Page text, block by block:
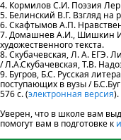
4. Кормилов С.И. Поэзия
5. Белинский В.Г. Взгляд на
6. Скафтымов А.П.
7. Домашнев А.И., Шишкин
художественного текста.
8. Скубачевская, Л. А. ЕГЭ.
/ Л.А.Скубачевская, Т.В.
9. Бугров, Б.С. Русская
поступающих в вузы /
576 с. (электронная версия).
Уверен, что в школе вам
помогут вам в подготовке к